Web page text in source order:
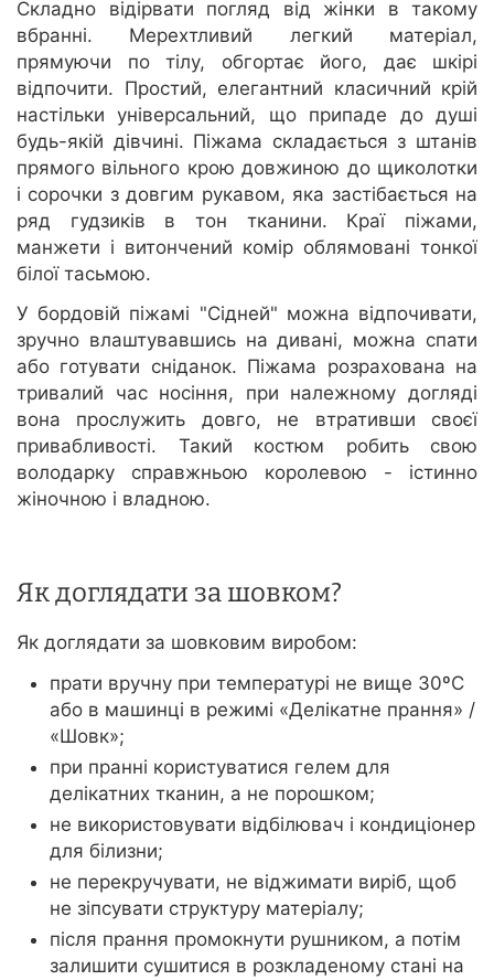
Складно відірвати погляд від жінки в такому
вбранні. Мерехтливий легкий матеріал,
прямуючи по тілу, обгортає його, дає шкірі
відпочити. Простий, елегантний класичний крій
настільки універсальний, що припаде до душі
будь-якій дівчині. Піжама складається з штанів
прямого вільного крою довжиною до щиколотки
і сорочки з довгим рукавом, яка застібається на
ряд гудзиків в тон тканини. Краї піжами,
манжети і витончений комір облямовані тонкої
білої тасьмою.
У бордовій піжамі "Сідней" можна відпочивати,
зручно влаштувавшись на дивані, можна спати
або готувати сніданок. Піжама розрахована на
тривалий час носіння, при належному догляді
вона прослужить довго, не втративши своєї
привабливості. Такий костюм робить свою
володарку справжньою королевою - істинно
жіночною і владною.
Як доглядати за шовком?
Як доглядати за шовковим виробом:
прати вручну при температурі не вище 30ºС
або в машинці в режимі «Делікатне прання» /
«Шовк»;
при пранні користуватися гелем для
делікатних тканин, а не порошком;
не використовувати відбілювач і кондиціонер
для білизни;
не перекручувати, не віджимати виріб, щоб
не зіпсувати структуру матеріалу;
після прання промокнути рушником, а потім
залишити сушитися в розкладеному стані на